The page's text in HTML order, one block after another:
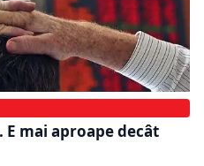
E mai aproape decât